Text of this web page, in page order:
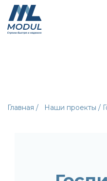
Главная / Наши проекты /